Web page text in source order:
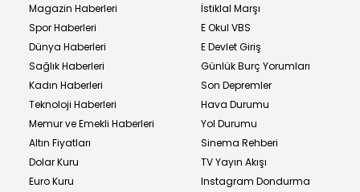
Magazin Haberleri
Spor Haberleri
Dünya Haberleri
Sağlık Haberleri
Kadın Haberleri
Teknoloji Haberleri
Memur ve Emekli Haberleri
Altın Fiyatları
Dolar Kuru
Euro Kuru
İstiklal Marşı
E Okul VBS
E Devlet Giriş
Günlük Burç Yorumları
Son Depremler
Hava Durumu
Yol Durumu
Sinema Rehberi
TV Yayın Akışı
Instagram Dondurma